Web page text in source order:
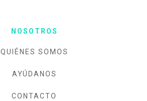
NOSOTROS
QUIÉNES SOMOS
AYÚDANOS
CONTACTO